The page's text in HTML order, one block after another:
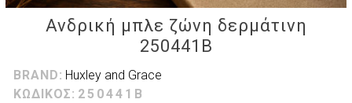
Ανδρική μπλε ζώνη δερμάτινη
250441B
BRAND: Huxley and Grace
ΚΩΔΙΚΟΣ: 250441B